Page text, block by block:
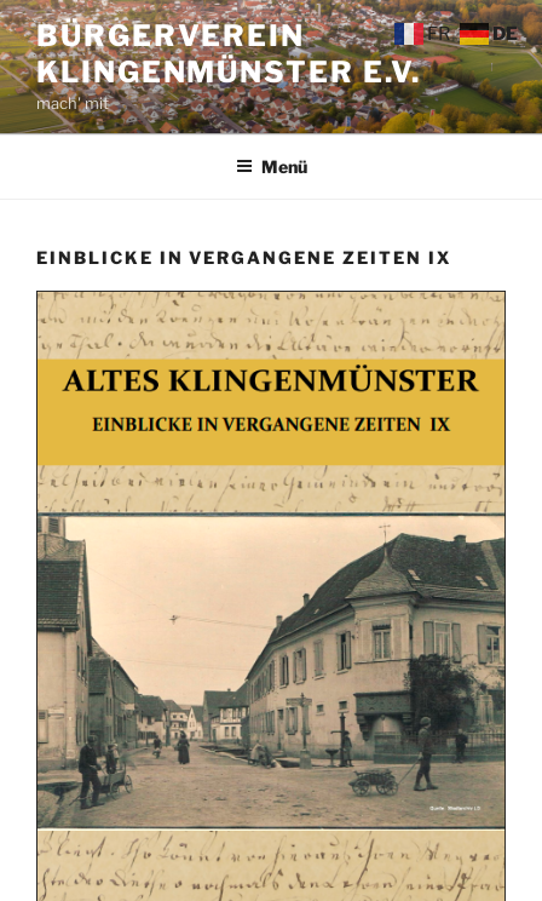
Zum
Inhalt
springen
BÜRGERVEREIN
KLINGENMÜNSTER E.V.
mach' mit
Menü
EINBLICKE IN VERGANGENE ZEITEN IX
FR DE